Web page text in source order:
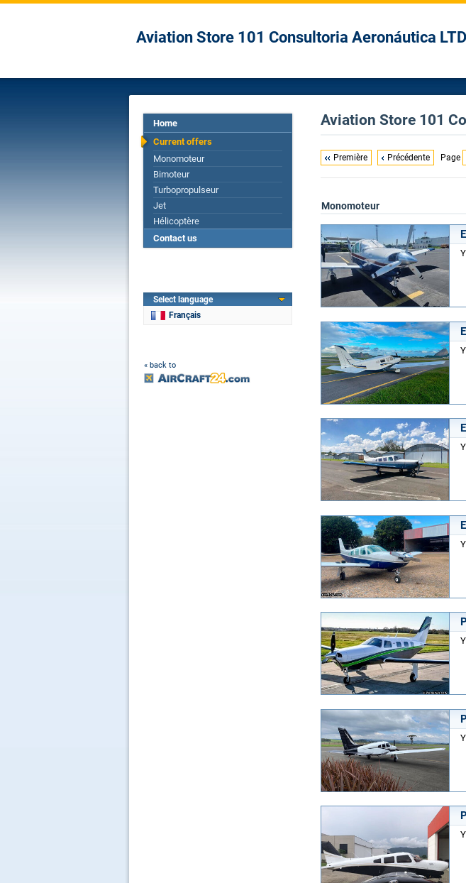
Aviation Store 101 Consultoria Aeronáutica
Home
Current offers
Monomoteur
Bimoteur
Turbopropulseur
Jet
Hélicoptère
Contact us
Select language
Français
« back to
Aviation Store 101
Première Précédente Page
Monomoteur